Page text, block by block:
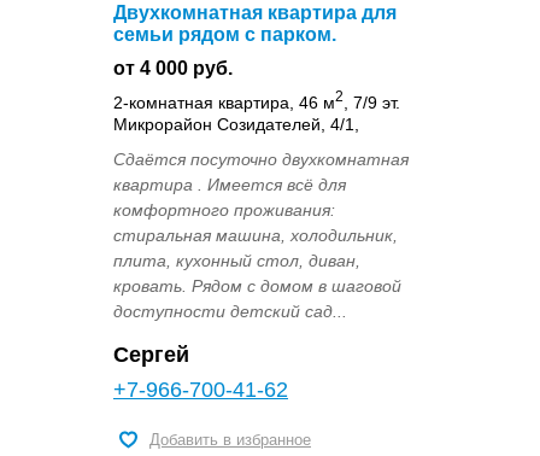
Двухкомнатная квартира для
семьи рядом с парком.
от 4 000 руб.
2-комнатная квартира, 46 м2
, 7/9 эт.
Микрорайон Созидателей, 4/1,
Сдаётся посуточно двухкомнатная
квартира . Имеется всё для
комфортного проживания:
стиральная машина, холодильник,
плита, кухонный стол, диван,
кровать. Рядом с домом в шаговой
доступности детский сад...
Сергей
+7-966-700-41-62
Добавить в избранное